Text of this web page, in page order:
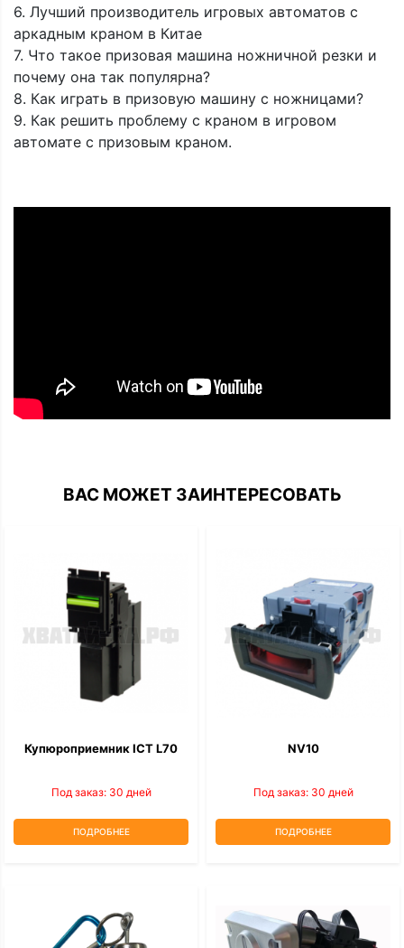
6. Лучший производитель игровых автоматов с
аркадным краном в Китае
7. Что такое призовая машина ножничной резки и
почему она так популярна?
8. Как играть в призовую машину с ножницами?
9. Как решить проблему с краном в игровом
автомате с призовым краном.
ВАС МОЖЕТ ЗАИНТЕРЕСОВАТЬ
Купюроприемник ICT L70
Под заказ: 30 дней
ПОДРОБНЕЕ
NV10
Под заказ: 30 дней
ПОДРОБНЕЕ